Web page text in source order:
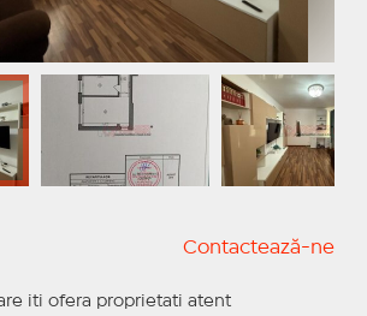
Contactează-ne
iti ofera proprietati atent